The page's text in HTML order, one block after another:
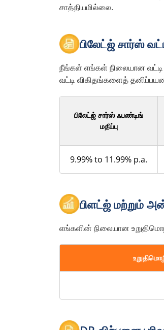
சாத்தியமில்லை.
பிலேட்ஜ் சார்ஸ்
நீங்கள் எங்கள் நிலையான வட்டி
வட்டி விகிதங்களைத்
பிலேட்ஜ் சார்ஸ் ஃபண்டிங்
மதிப்பு
9.99% to 11.99% p.a.
பிளட்ஜ் மற்றும்
எங்களின் நிலையான